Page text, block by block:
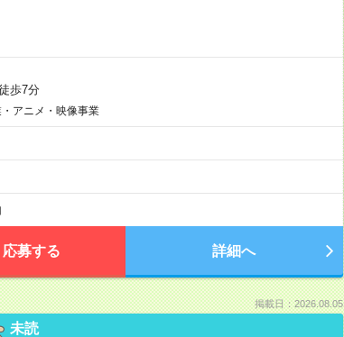
歩7分
アニメ・映像事業
応募する 詳細へ
掲載日：2026.08.05
未読